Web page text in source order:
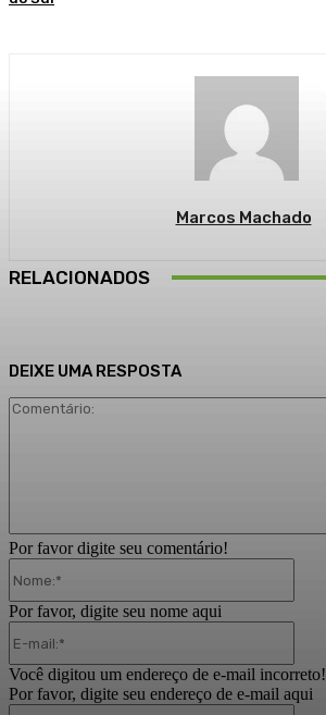
Marcos Machado
RELACIONADOS
DEIXE UMA RESPOSTA
Por favor digite seu comentário!
Por favor, digite seu nome aqui
Você digitou um endereço de e-mail incorreto!
Por favor, digite seu endereço de e-mail aqui